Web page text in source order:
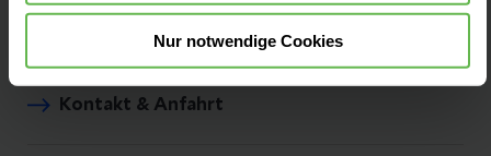
Nur notwendige Cookies
Kontakt & Anfahrt